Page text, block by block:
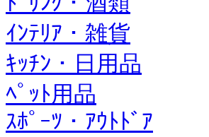
ｲﾝﾃﾘｱ・雑貨
ｷｯﾁﾝ・日用品
ﾍﾟｯﾄ用品
ｽﾎﾟｰﾂ・ｱｳﾄﾄﾞｱ